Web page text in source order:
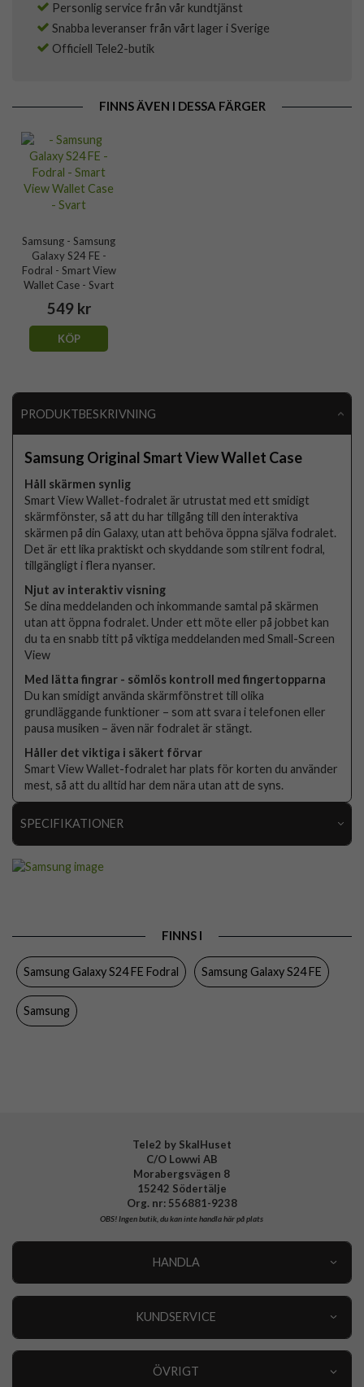
Personlig service från vår kundtjänst
Snabba leveranser från vårt lager i Sverige
Officiell Tele2-butik
FINNS ÄVEN I DESSA FÄRGER
Samsung - Samsung
Galaxy S24 FE -
Fodral - Smart View
Wallet Case - Svart
549 kr
KÖP
PRODUKTBESKRIVNING
Samsung Original Smart View Wallet Case
Håll skärmen synlig
Smart View Wallet-fodralet är utrustat med ett smidigt
skärmfönster, så att du har tillgång till den interaktiva
skärmen på din Galaxy, utan att behöva öppna själva fodralet.
Det är ett lika praktiskt och skyddande som stilrent fodral,
tillgängligt i flera nyanser.
Njut av interaktiv visning
Se dina meddelanden och inkommande samtal på skärmen
utan att öppna fodralet. Under ett möte eller på jobbet kan
du ta en snabb titt på viktiga meddelanden med Small-Screen
View
Med lätta fingrar - sömlös kontroll med fingertopparna
Du kan smidigt använda skärmfönstret till olika
grundläggande funktioner – som att svara i telefonen eller
pausa musiken – även när fodralet är stängt.
Håller det viktiga i säkert förvar
Smart View Wallet-fodralet har plats för korten du använder
mest, så att du alltid har dem nära utan att de syns.
SPECIFIKATIONER
Kortfack, Sov/Vakna funktion
Färg Blå
Material
Varumärke
FINNS I
Samsung Galaxy S24 FE Fodral Samsung Galaxy S24 FE
Samsung
Tele2 by SkalHuset
C/O Lowwi AB
Morabergsvägen 8
15242 Södertälje
Org. nr: 556881-9238
OBS!Ingen butik, du kan inte handla här på plats
HANDLA
KUNDSERVICE
ÖVRIGT